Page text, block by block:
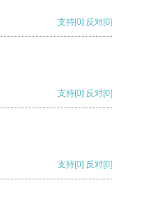
支持[0] 反对[0]
支持[0] 反对[0]
支持[0] 反对[0]